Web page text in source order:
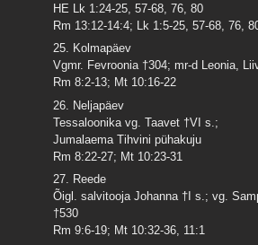
HE Lk 1:24-25, 57-68, 76, 80
Rm 13:12-14:4; Lk 1:5-25, 57-68, 76,
25. Kolmapäev
Vgmr. Fevroonia †304; mr-d Leonia,
Rm 8:2-13; Mt 10:16-22
26. Neljapäev
Tessaloonika vg. Taavet †VI s.;
Jumalaema Tihvini pühakuju
Rm 8:22-27; Mt 10:23-31
27. Reede
Õigl. salvitooja Johanna †I s.; vg.
†530
Rm 9:6-19; Mt 10:32-36, 11:1